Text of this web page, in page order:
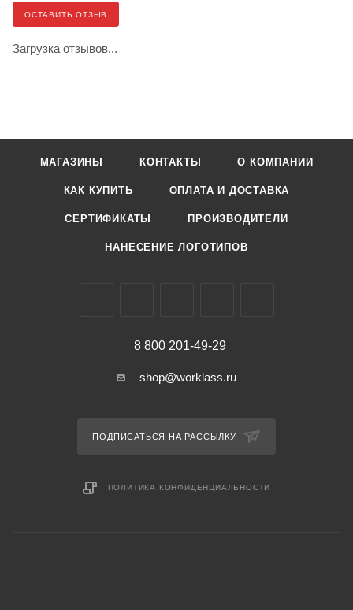
ОСТАВИТЬ ОТЗЫВ
Загрузка отзывов...
МАГАЗИНЫ КОНТАКТЫ О КОМПАНИИ
КАК КУПИТЬ ОПЛАТА И ДОСТАВКА
СЕРТИФИКАТЫ ПРОИЗВОДИТЕЛИ
НАНЕСЕНИЕ ЛОГОТИПОВ
8 800 201-49-29
shop@worklass.ru
ПОДПИСАТЬСЯ НА РАССЫЛКУ
ПОЛИТИКА КОНФИДЕНЦИАЛЬНОСТИ